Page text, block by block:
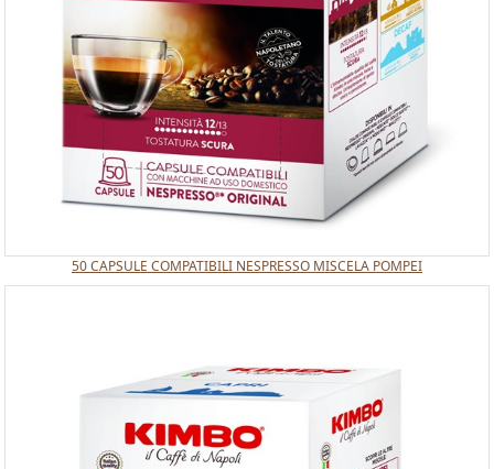
50 CAPSULE COMPATIBILI NESPRESSO MISCELA POMPEI